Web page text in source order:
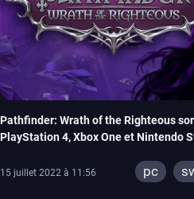
Pathfinder: Wrath of the Righteous
PlayStation 4, Xbox One et Nintendo
15 juillet 2022 à 11:56 pc